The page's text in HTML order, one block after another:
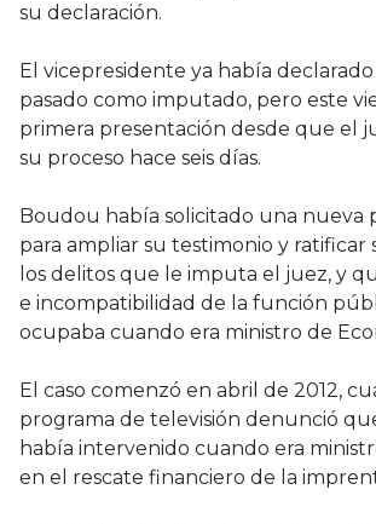
su declaración.
El vicepresidente ya había
pasado como imputado, pero este
primera presentación desde que el
su proceso hace seis días.
Boudou había solicitado una nueva
para ampliar su testimonio y ratificar
los delitos que le imputa el juez, y
e incompatibilidad de la función
ocupaba cuando era ministro de
El caso comenzó en abril de 2012,
programa de televisión denunció
había intervenido cuando era
en el rescate financiero de la